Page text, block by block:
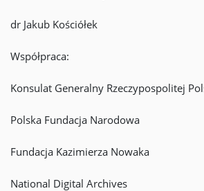
dr Jakub Kościółek
Współpraca:
Konsulat Generalny Rzeczypospolitej
Polska Fundacja Narodowa
Fundacja Kazimierza Nowaka
National Digital Archives